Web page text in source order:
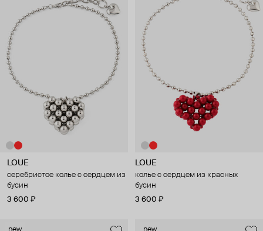
LOUE
серебристое колье с сердцем из
бусин
3 600 ₽
LOUE
колье с сердцем из красных
бусин
3 600 ₽
new new